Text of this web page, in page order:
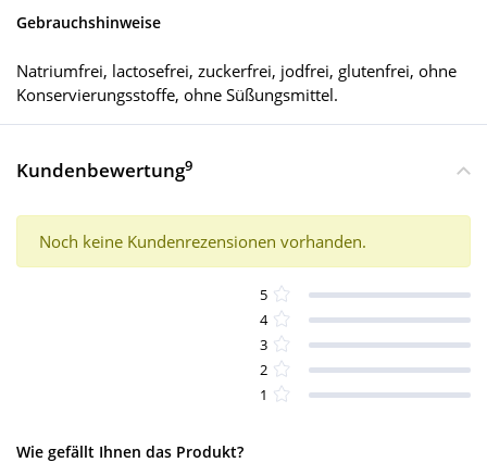
Gebrauchshinweise
Natriumfrei, lactosefrei, zuckerfrei, jodfrei, glutenfrei, ohne
Konservierungsstoffe, ohne Süßungsmittel.
Kundenbewertung9
Noch keine Kundenrezensionen vorhanden.
5
4
3
2
1
Wie gefällt Ihnen das Produkt?